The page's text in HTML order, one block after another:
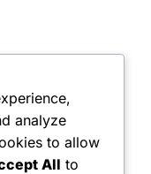
analyze
to allow
All to